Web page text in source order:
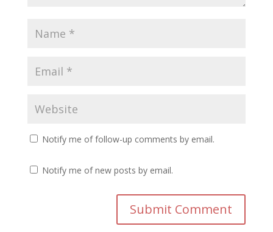
Notify me of follow-up comments by email.
Notify me of new posts by email.